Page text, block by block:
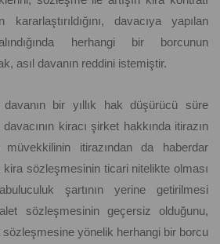
kararlaştırıldığını, davacıya yapılan
herhangi bir borcunun
asıl davanın reddini istemiştir.
bir yıllık hak düşürücü süre
davacının kiracı şirket hakkında itirazın
itirazından da haberdar
sözleşmesinin ticari nitelikte olması
şartının yerine getirilmesi
sözleşmesinin geçersiz olduğunu,
sözleşmesine yönelik herhangi bir borcu